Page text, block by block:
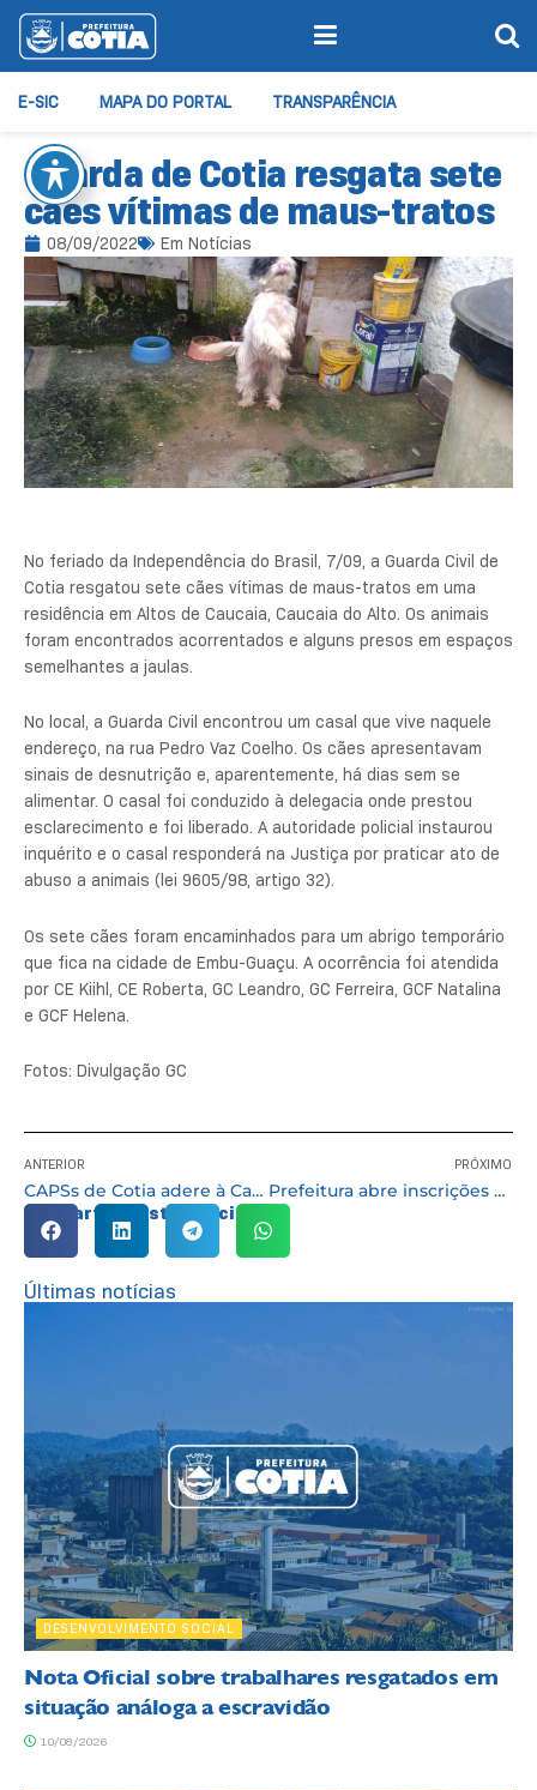
E-SIC MAPA DO PORTAL TRANSPARÊNCIA
Guarda de Cotia resgata sete
cães vítimas de maus-tratos
08/09/2022 Em Notícias
No feriado da Independência do Brasil, 7/09, a Guarda Civil de
Cotia resgatou sete cães vítimas de maus-tratos em uma
residência em Altos de Caucaia, Caucaia do Alto. Os animais
foram encontrados acorrentados e alguns presos em espaços
semelhantes a jaulas.
No local, a Guarda Civil encontrou um casal que vive naquele
endereço, na rua Pedro Vaz Coelho. Os cães apresentavam
sinais de desnutrição e, aparentemente, há dias sem se
alimentar. O casal foi conduzido à delegacia onde prestou
esclarecimento e foi liberado. A autoridade policial instaurou
inquérito e o casal responderá na Justiça por praticar ato de
abuso a animais (lei 9605/98, artigo 32).
Os sete cães foram encaminhados para um abrigo temporário
que fica na cidade de Embu-Guaçu. A ocorrência foi atendida
por CE Kiihl, CE Roberta, GC Leandro, GC Ferreira, GCF Natalina
e GCF Helena.
Fotos: Divulgação GC
ANTERIOR
CAPSs de Cotia adere à Campanha Setembro Amarelo e reforça ações realizadas no dia a dia
PRÓXIMO
Prefeitura abre inscrições para atividades esportivas no Complexo do Arakan
Compartilhe esta notícia:
Últimas notícias
DESENVOLVIMENTO SOCIAL
Nota Oficial sobre trabalhares resgatados em
situação análoga a escravidão
10/08/2026